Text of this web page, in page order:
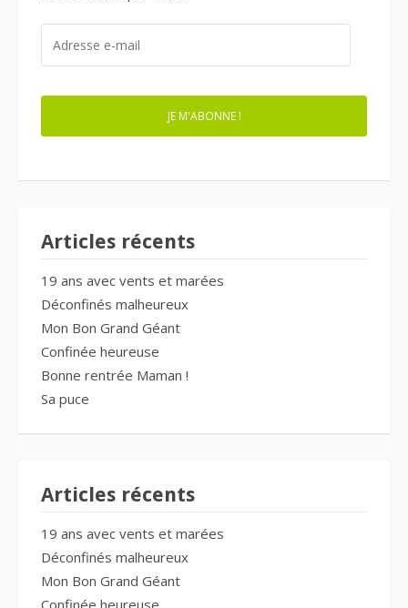
MAIL
JE M'ABONNE !
Articles récents
19 ans avec vents et marées
Déconfinés malheureux
Mon Bon Grand Géant
Confinée heureuse
Bonne rentrée Maman !
Sa puce
Articles récents
19 ans avec vents et marées
Déconfinés malheureux
Mon Bon Grand Géant
Confinée heureuse